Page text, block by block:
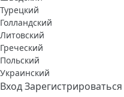
Турецкий
Голландский
Литовский
Греческий
Польский
Украинский
Вход